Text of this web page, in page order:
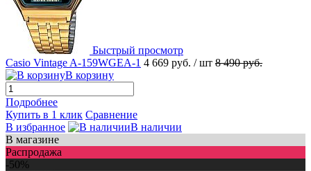
Быстрый просмотр
Casio Vintage A-159WGEA-1 4 669 руб. / шт 8 490 руб.
В корзину
Подробнее
Купить в 1 клик Сравнение
В избранное
В наличии
В магазине
Распродажа
-50%